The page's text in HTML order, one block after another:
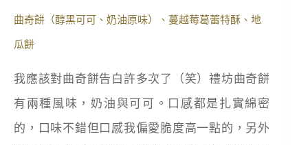
曲奇餅（醇黑可可、奶油原味）、蔓越莓葛蕾特酥、地
瓜餅
我應該對曲奇餅告白許多次了（笑）禮坊曲奇餅
有兩種風味，奶油與可可。口感都是扎實綿密
的，口味不錯但口感我偏愛脆度高一點的，另外